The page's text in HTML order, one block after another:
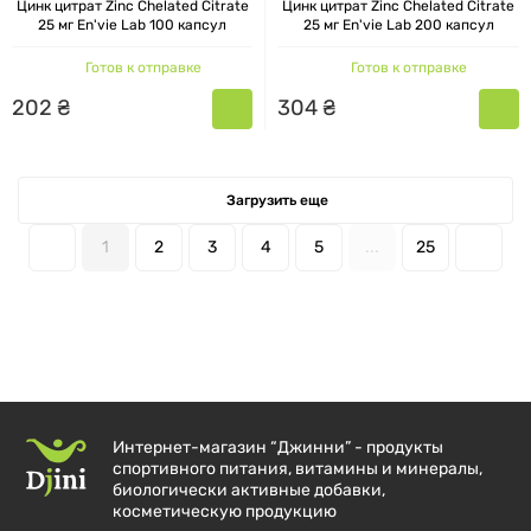
работают либо нет. Ассортимент бренда EN`VIE
LAB - рабочий и подтвержден
многочисленными отзывами.
завышенный результат от этих добавок - мы
исследованиями формы добавок, которые
реализует товары ENVIE LAB бренда и он
обеспечит Вам профессиональную и полную
консультацию в выборе и подборе товаров.
Цинк цитрат Zinc Chelated Citrate
25 мг En'vie Lab 100 капсул
Готов к отправке
202 ₴
Цинк цитрат Zinc Chelated Citrate
25 мг En'vie Lab 200 капсул
Готов к отправке
304₴
1 2 3 4 5 ... 25
Загрузить еще
Интернет-магазин “Джинни” - продукты
спортивного питания, витамины и минералы,
биологически активные добавки,
косметическую продукцию